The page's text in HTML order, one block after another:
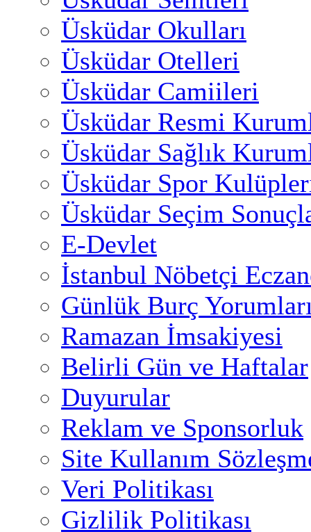
Üsküdar Okulları
Üsküdar Otelleri
Üsküdar Camiileri
Üsküdar Resmi
Üsküdar Sağlık
Üsküdar Spor
Üsküdar Seçim
E-Devlet
İstanbul Nöbetçi
Günlük Burç
Ramazan İmsakiyesi
Belirli Gün ve Haftalar
Duyurular
Reklam ve Sponsorluk
Site Kullanım
Veri Politikası
Gizlilik Politikası